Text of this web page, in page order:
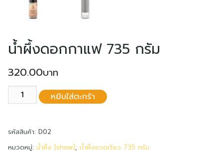
สำหรับ:
น้ำผึ้งดอกกาแฟ 735 กรัม
320.00
จำนวน
น้ำ
ดอก
กาแฟ
หยิบใส่ตะกร้า
รหัสสินค้า: D02
หมวดหมู่: น้ำผึ้ง [show], น้ำผึ้งขวดเรียว 735 กรัม